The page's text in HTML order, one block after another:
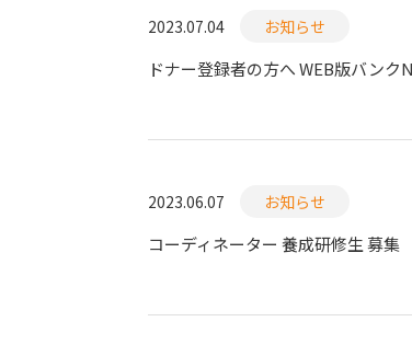
2023.07.04 お知らせ
ドナー登録者の方へ WEB版バン
2023.06.07 お知らせ
コーディネーター 養成研修生 募集